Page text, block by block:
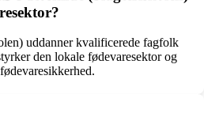
uddanner kvalificerede fagfolk
den lokale fødevaresektor og